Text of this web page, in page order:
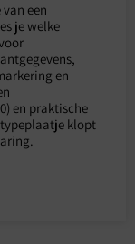
een
je welke
en
en praktische
klopt